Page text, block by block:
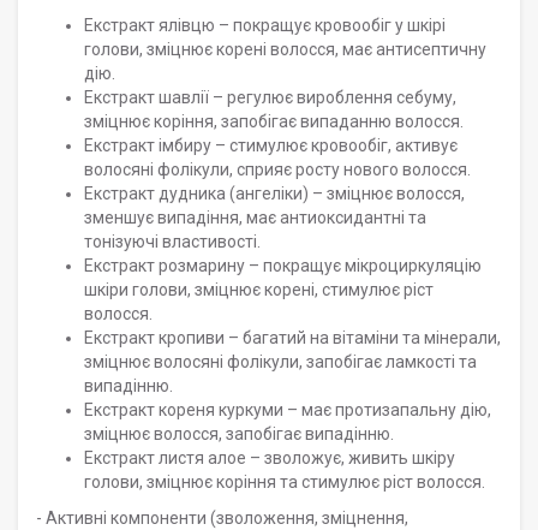
Екстракт ялівцю – покращує кровообіг у шкірі
голови, зміцнює корені волосся, має антисептичну
дію.
Екстракт шавлії – регулює вироблення себуму,
зміцнює коріння, запобігає випаданню волосся.
Екстракт імбиру – стимулює кровообіг, активує
волосяні фолікули, сприяє росту нового волосся.
Екстракт дудника (ангеліки) – зміцнює волосся,
зменшує випадіння, має антиоксидантні та
тонізуючі властивості.
Екстракт розмарину – покращує мікроциркуляцію
шкіри голови, зміцнює корені, стимулює ріст
волосся.
Екстракт кропиви – багатий на вітаміни та мінерали,
зміцнює волосяні фолікули, запобігає ламкості та
випадінню.
Екстракт кореня куркуми – має протизапальну дію,
зміцнює волосся, запобігає випадінню.
Екстракт листя алое – зволожує, живить шкіру
голови, зміцнює коріння та стимулює ріст волосся.
- Активні компоненти (зволоження, зміцнення,